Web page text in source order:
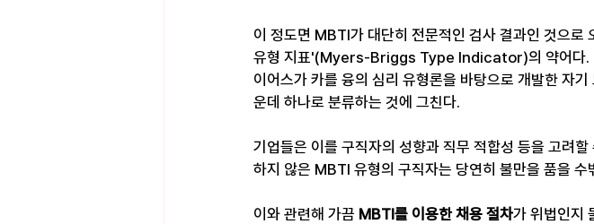
이 정도면 MBTI가 대단히 전문적인 검사 결과인 것으
유형 지표'(Myers-Briggs Type Indicator)의 약어다.
이어스가 카를 융의 심리 유형론을 바탕으로 개발한 자
운데 하나로 분류하는 것에 그친다.
기업들은 이를 구직자의 성향과 직무 적합성 등을 고려
하지 않은 MBTI 유형의 구직자는 당연히 불만을 품을 수
이와 관련해 가끔 MBTI를 이용한 채용 절차가 위법인지